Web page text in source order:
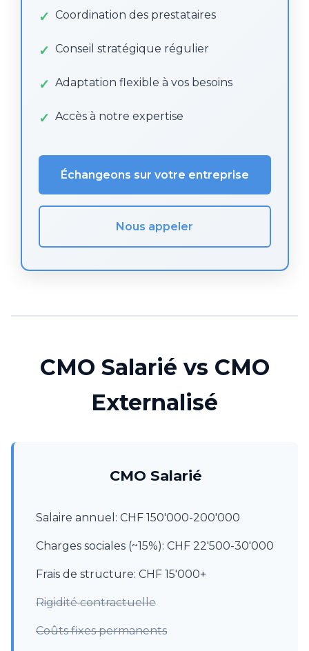
Coordination des prestataires
Conseil stratégique régulier
Adaptation flexible à vos besoins
Accès à notre expertise
Échangeons sur votre entreprise
Nous appeler
CMO Salarié vs CMO
Externalisé
CMO Salarié
Salaire annuel: CHF 150'000-200'000
Charges sociales (~15%): CHF 22'500-30'000
Frais de structure: CHF 15'000+
Rigidité contractuelle
Coûts fixes permanents